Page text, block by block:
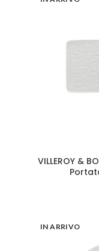
VILLEROY &
IN ARRIVO